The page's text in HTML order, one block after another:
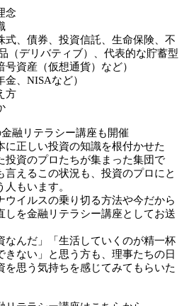
念
式、債券、投資信託、生命保険、不
（デリバティブ）、代表的な貯蓄型
資産（仮想通貨）など）
金、NISAなど）
方
融リテラシー講座も開催
正しい投資の知識を根付かせた
投資のプロたちが集まった集団で
言えるこの状況も、投資のプロにと
もいます。
イルスの乗り切る方法や今だから
しを金融リテラシー講座としてお送
んだ」「生活していくのが精一杯
きない」と思う方も、理事たちの日
を思う気持ちを感じてみてもらいた